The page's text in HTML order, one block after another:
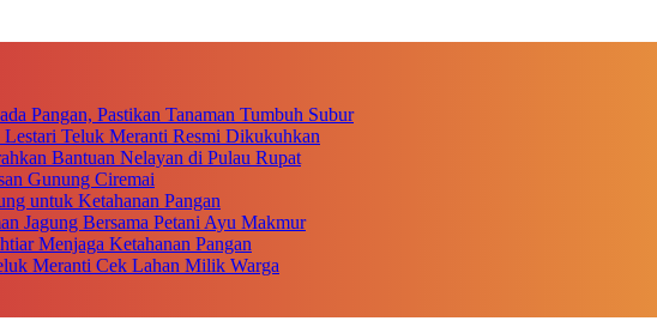
Pangan, Pastikan Tanaman Tumbuh Subur
Teluk Meranti Resmi Dikukuhkan
Bantuan Nelayan di Pulau Rupat
Gunung Ciremai
untuk Ketahanan Pangan
Jagung Bersama Petani Ayu Makmur
Menjaga Ketahanan Pangan
Meranti Cek Lahan Milik Warga